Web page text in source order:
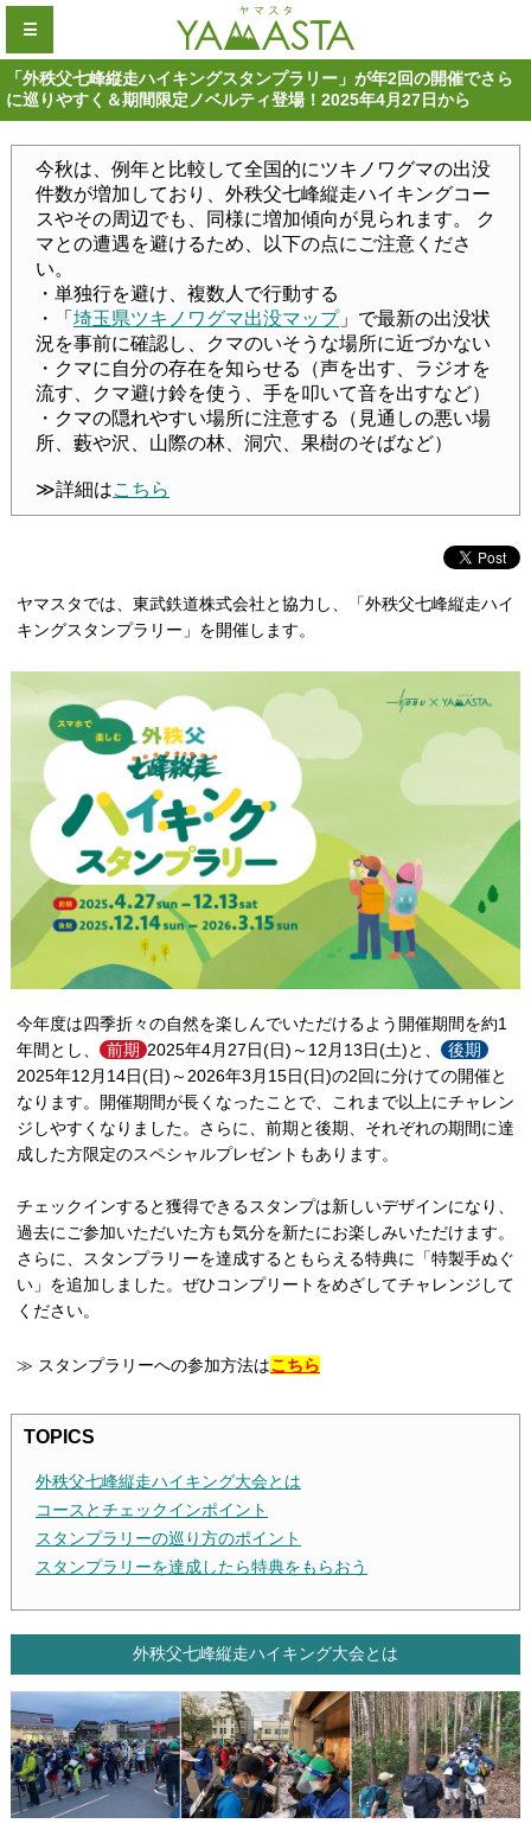
☰
「外秩父七峰縦走ハイキングスタンプラリー」が年2回の開催でさら
に巡りやすく＆期間限定ノベルティ登場！2025年4月27日から
今秋は、例年と比較して全国的にツキノワグマの出没
件数が増加しており、外秩父七峰縦走ハイキングコー
スやその周辺でも、同様に増加傾向が見られます。 ク
マとの遭遇を避けるため、以下の点にご注意くださ
い。
・単独行を避け、複数人で行動する
・「 埼玉県ツキノワグマ出没マップ」で最新の出没状
況を事前に確認し、クマのいそうな場所に近づかない
・クマに自分の存在を知らせる（声を出す、ラジオを
流す、クマ避け鈴を使う、手を叩いて音を出すなど）
・クマの隠れやすい場所に注意する（見通しの悪い場
所、藪や沢、山際の林、洞穴、果樹のそばなど）
≫詳細はこちら
ヤマスタでは、東武鉄道株式会社と協力し、「外秩父七峰縦走ハイ
キングスタンプラリー」を開催します。
今年度は四季折々の自然を楽しんでいただけるよう開催期間を約1
年間とし、
前期 2025年4月27日(日)～12月13日(土)と、
後期
2025年12月14日(日)～2026年3月15日(日)の2回に分けての開催と
なります。開催期間が長くなったことで、これまで以上にチャレン
ジしやすくなりました。さらに、前期と後期、それぞれの期間に達
成した方限定のスペシャルプレゼントもあります。
チェックインすると獲得できるスタンプは新しいデザインになり、
過去にご参加いただいた方も気分を新たにお楽しみいただけます。
さらに、スタンプラリーを達成するともらえる特典に「特製手ぬぐ
い」を追加しました。ぜひコンプリートをめざしてチャレンジして
ください。
≫ スタンプラリーへの参加方法はこちら
TOPICS
外秩父七峰縦走ハイキング大会とは
コースとチェックインポイント
スタンプラリーの巡り方のポイント
スタンプラリーを達成したら特典をもらおう
外秩父七峰縦走ハイキング大会とは